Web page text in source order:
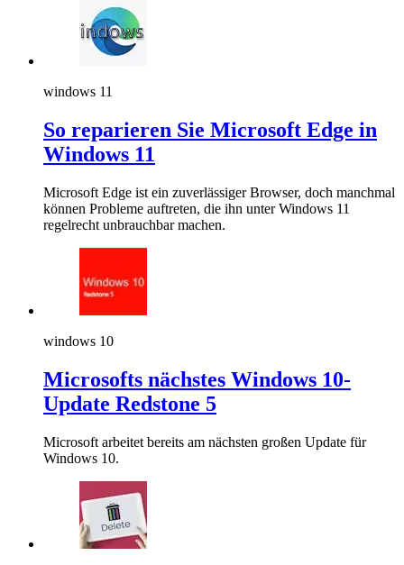
windows 11
So reparieren Sie Microsoft Edge in
Windows 11
Microsoft Edge ist ein zuverlässiger Browser, doch manchmal
können Probleme auftreten, die ihn unter Windows 11
regelrecht unbrauchbar machen.
windows 10
Microsofts nächstes Windows 10-
Update Redstone 5
Microsoft arbeitet bereits am nächsten großen Update für
Windows 10.